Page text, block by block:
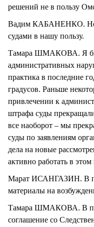
решений не в пользу
Вадим КАБАНЕНКО. Не
судами в нашу пользу.
Тамара ШМАКОВА. Я бы
административных
практика в последние
градусов. Раньше
привлечении к
штрафа суды
все наоборот – мы
суды по заявлениям
дела на новые
активно работать в
Марат ИСАНГАЗИН. В
материалы на
Тамара ШМАКОВА. В
соглашение со